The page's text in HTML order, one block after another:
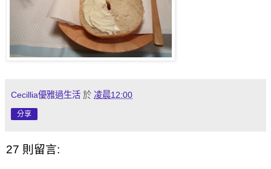
Cecillia優雅過生活 於 凌晨12:00
分享
27 則留言: